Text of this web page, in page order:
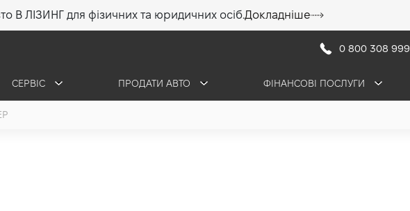
В ЛІЗИНГ для фізичних та юридичних осіб.Докладніше
0 800 308 999
СЕРВІС ПРОДАТИ АВТО ФІНАНСОВІ ПОСЛУГИ